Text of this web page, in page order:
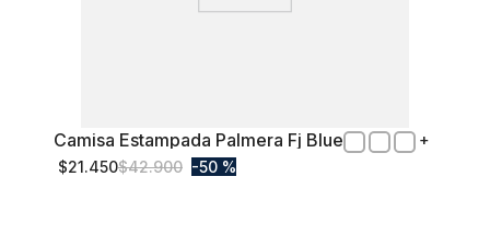
L
Camisa Estampada Palmera Fj Blue
$21.450$42.900 50 %